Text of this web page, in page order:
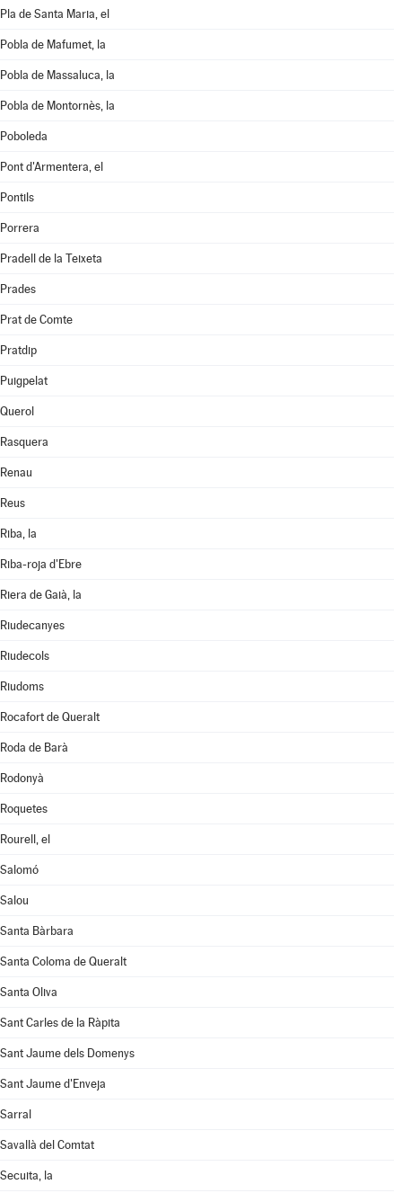
Pla de Santa Maria, el
Pobla de Mafumet, la
Pobla de Massaluca, la
Pobla de Montornès, la
Poboleda
Pont d'Armentera, el
Pontils
Porrera
Pradell de la Teixeta
Prades
Prat de Comte
Pratdip
Puigpelat
Querol
Rasquera
Renau
Reus
Riba, la
Riba-roja d'Ebre
Riera de Gaià, la
Riudecanyes
Riudecols
Riudoms
Rocafort de Queralt
Roda de Barà
Rodonyà
Roquetes
Rourell, el
Salomó
Salou
Santa Bàrbara
Santa Coloma de Queralt
Santa Oliva
Sant Carles de la Ràpita
Sant Jaume dels Domenys
Sant Jaume d'Enveja
Sarral
Savallà del Comtat
Secuita, la